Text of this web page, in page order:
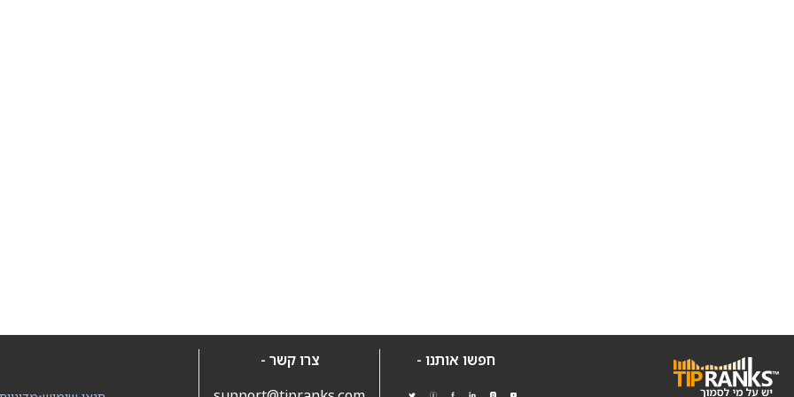
חפשו אותנו -
צרו קשר -